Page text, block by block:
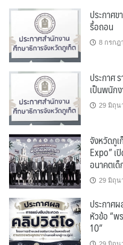
ประกาศ
รื้อถอน
8 กรกฎ
ประกาศ
เป็นพนัก
29 มิถุน
จังหวัดภู
Expo” เ
อนาคตเ
29 มิถุน
ประกาศ
หัวข้อ “พ
10”